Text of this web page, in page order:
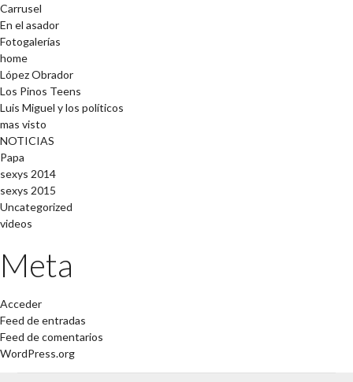
Carrusel
En el asador
Fotogalerías
home
López Obrador
Los Pinos Teens
Luis Miguel y los políticos
mas visto
NOTICIAS
Papa
sexys 2014
sexys 2015
Uncategorized
videos
Meta
Acceder
Feed de entradas
Feed de comentarios
WordPress.org